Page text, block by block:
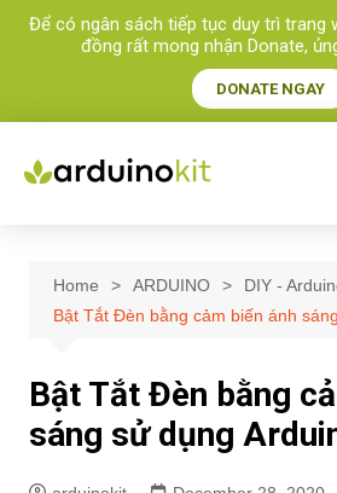
Để có ngân sách tiếp tục duy trì trang
đồng rất mong nhận Donate,
DONATE NGAY
Home ARDUINO
DIY -
Bật Tắt Đèn bằng cảm biến ánh
Bật Tắt Đèn bằng
sáng sử dụng